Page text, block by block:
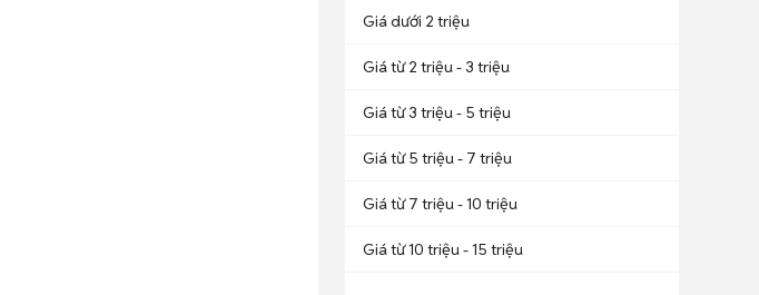
Giá dưới 2 triệu
Giá từ 2 triệu - 3 triệu
Giá từ 3 triệu - 5 triệu
Giá từ 5 triệu - 7 triệu
Giá từ 7 triệu - 10 triệu
Giá từ 10 triệu - 15 triệu